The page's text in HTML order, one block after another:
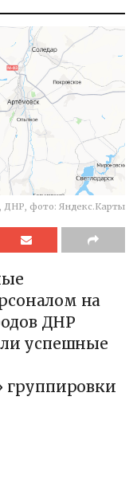
ДНР, фото: Яндекс.Карты
на
ДНР
успешные